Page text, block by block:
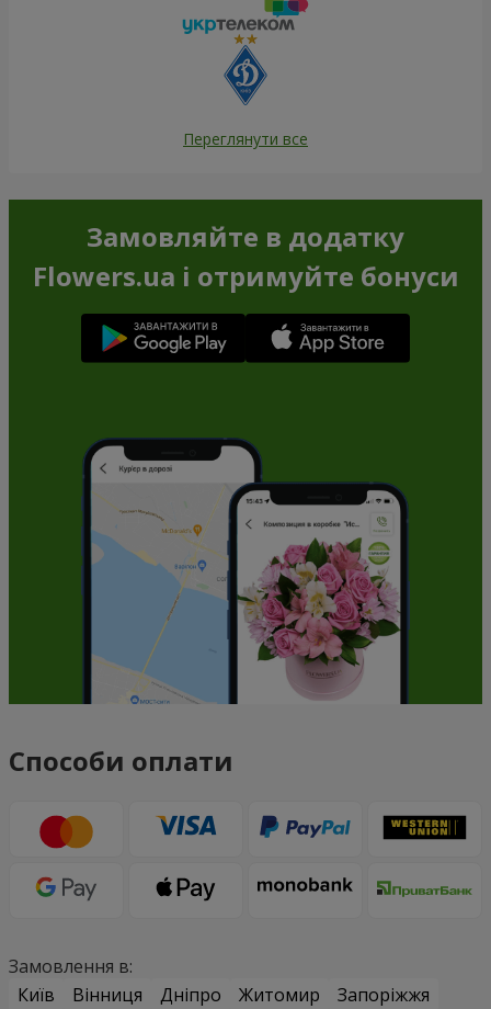
Переглянути все
Замовляйте в додатку
Flowers.ua і отримуйте бонуси
Способи оплати
Замовлення в:
Київ
Вінниця Дніпро Житомир
Запоріжжя